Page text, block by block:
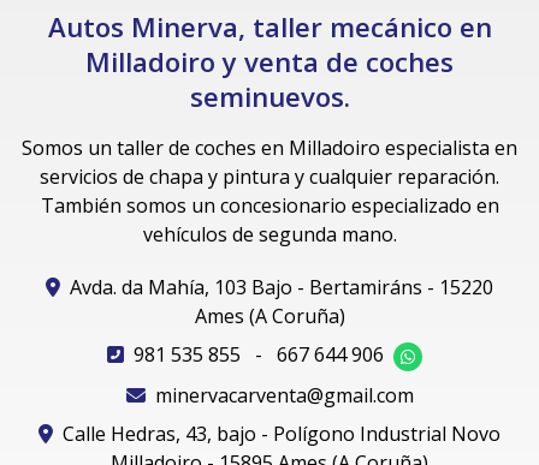
Autos Minerva, taller mecánico en
Milladoiro y venta de coches
seminuevos.
Somos un taller de coches en Milladoiro especialista en
servicios de chapa y pintura y cualquier reparación.
También somos un concesionario especializado en
vehículos de segunda mano.
Avda. da Mahía, 103 Bajo - Bertamiráns - 15220
Ames (A Coruña)
981 535 855
- 667 644 906
minervacarventa@gmail.com
Calle Hedras, 43, bajo - Polígono Industrial Novo